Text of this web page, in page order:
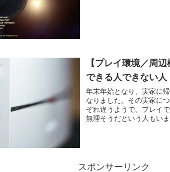
【プレイ環境／周
できる人できない人
年末年始となり、実家に
なりました。その実家に
ぞれ違うようで。プレイ
無理そうだという人もいま
スポンサーリンク